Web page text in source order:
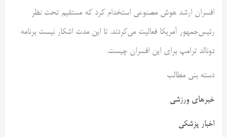
افسران ارشد هوش مصنوعی استخدام کرد که مستقیم تحت‌ نظر
رئیس‌جمهور آمریکا فعالیت می‌کردند. تا این مدت اشکار نیست برنامه
دونالد ترامپ برای این افسران چیست.
دسته بنی مطالب
خبرهای ورزشی
اخبار پزشکی